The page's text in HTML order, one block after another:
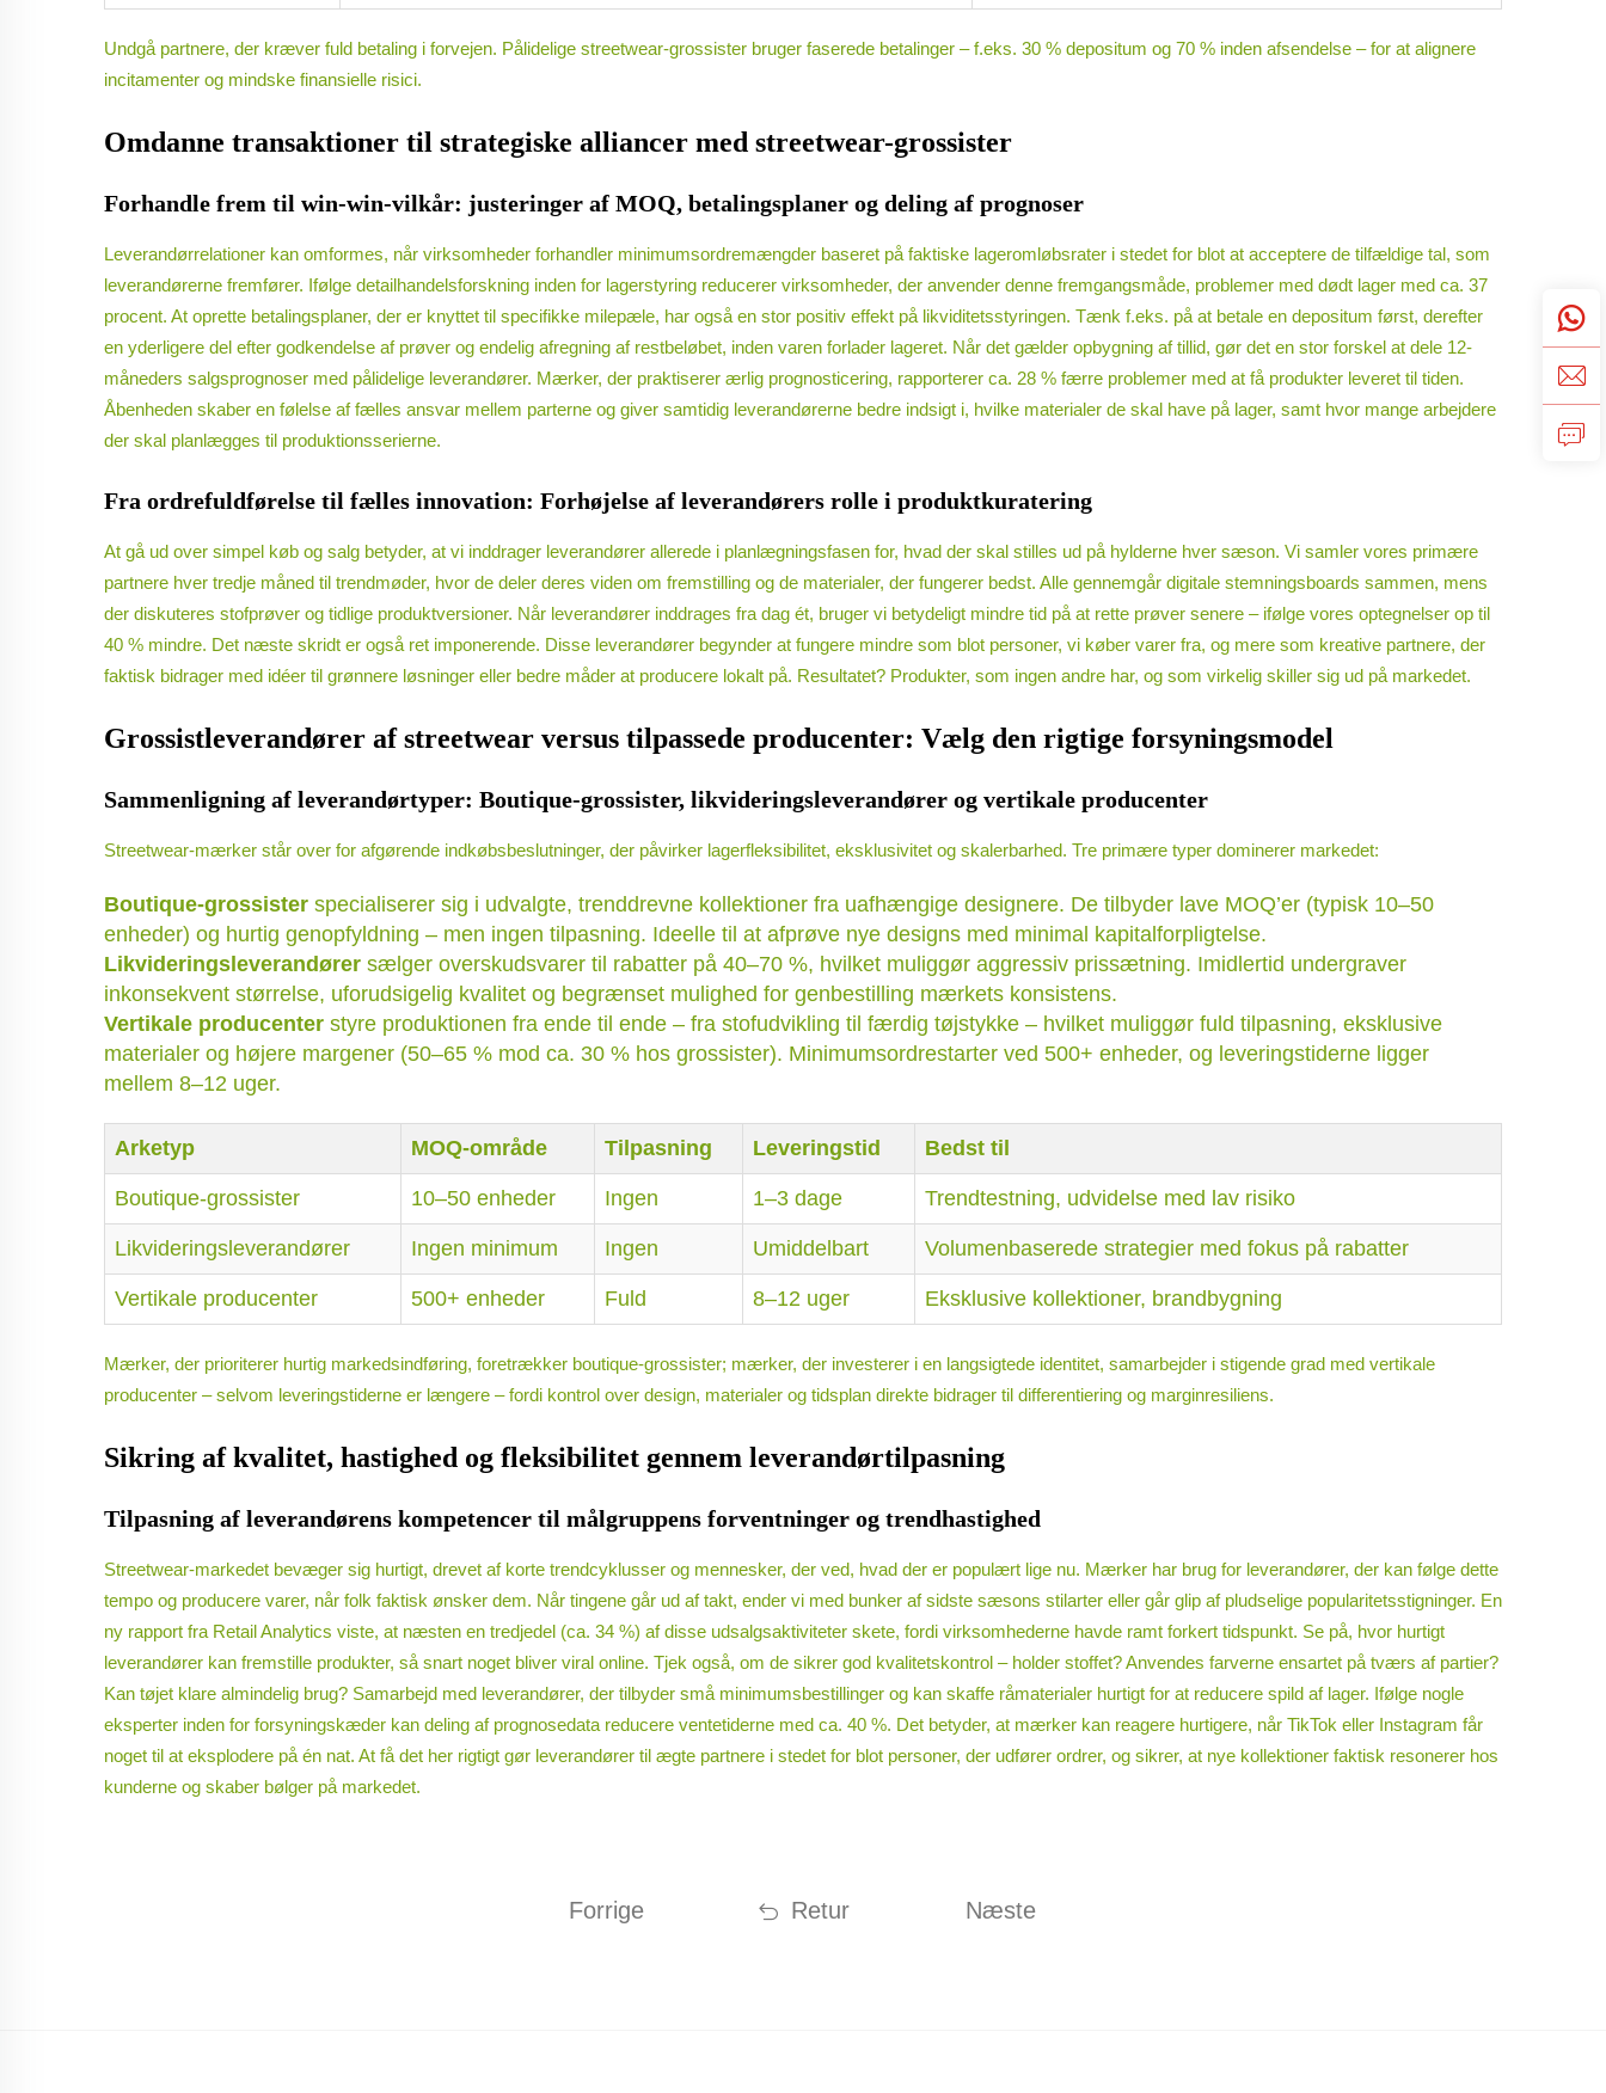
Undgå partnere, der kræver fuld betaling i forvejen. Pålidelige streetwear-grossister bruger faserede betalinger – f.eks. 30 % depositum og 70 % inden afsendelse – for at alignere
incitamenter og mindske finansielle risici.
Omdanne transaktioner til strategiske alliancer med streetwear-grossister
Forhandle frem til win-win-vilkår: justeringer af MOQ, betalingsplaner og deling af prognoser
Leverandørrelationer kan omformes, når virksomheder forhandler minimumsordremængder baseret på faktiske lageromløbsrater i stedet for blot at acceptere de tilfældige tal, som
leverandørerne fremfører. Ifølge detailhandelsforskning inden for lagerstyring reducerer virksomheder, der anvender denne fremgangsmåde, problemer med dødt lager med ca. 37
procent. At oprette betalingsplaner, der er knyttet til specifikke milepæle, har også en stor positiv effekt på likviditetsstyringen. Tænk f.eks. på at betale en depositum først, derefter
en yderligere del efter godkendelse af prøver og endelig afregning af restbeløbet, inden varen forlader lageret. Når det gælder opbygning af tillid, gør det en stor forskel at dele 12-
måneders salgsprognoser med pålidelige leverandører. Mærker, der praktiserer ærlig prognosticering, rapporterer ca. 28 % færre problemer med at få produkter leveret til tiden.
Åbenheden skaber en følelse af fælles ansvar mellem parterne og giver samtidig leverandørerne bedre indsigt i, hvilke materialer de skal have på lager, samt hvor mange arbejdere
der skal planlægges til produktionsserierne.
Fra ordrefuldførelse til fælles innovation: Forhøjelse af leverandørers rolle i produktkuratering
At gå ud over simpel køb og salg betyder, at vi inddrager leverandører allerede i planlægningsfasen for, hvad der skal stilles ud på hylderne hver sæson. Vi samler vores primære
partnere hver tredje måned til trendmøder, hvor de deler deres viden om fremstilling og de materialer, der fungerer bedst. Alle gennemgår digitale stemningsboards sammen, mens
der diskuteres stofprøver og tidlige produktversioner. Når leverandører inddrages fra dag ét, bruger vi betydeligt mindre tid på at rette prøver senere – ifølge vores optegnelser op til
40 % mindre. Det næste skridt er også ret imponerende. Disse leverandører begynder at fungere mindre som blot personer, vi køber varer fra, og mere som kreative partnere, der
faktisk bidrager med idéer til grønnere løsninger eller bedre måder at producere lokalt på. Resultatet? Produkter, som ingen andre har, og som virkelig skiller sig ud på markedet.
Grossistleverandører af streetwear versus tilpassede producenter: Vælg den rigtige forsyningsmodel
Sammenligning af leverandørtyper: Boutique-grossister, likvideringsleverandører og vertikale producenter
Streetwear-mærker står over for afgørende indkøbsbeslutninger, der påvirker lagerfleksibilitet, eksklusivitet og skalerbarhed. Tre primære typer dominerer markedet:
Boutique-grossister specialiserer sig i udvalgte, trenddrevne kollektioner fra uafhængige designere. De tilbyder lave MOQ’er (typisk 10–50
enheder) og hurtig genopfyldning – men ingen tilpasning. Ideelle til at afprøve nye designs med minimal kapitalforpligtelse.
Likvideringsleverandører sælger overskudsvarer til rabatter på 40–70 %, hvilket muliggør aggressiv prissætning. Imidlertid undergraver
inkonsekvent størrelse, uforudsigelig kvalitet og begrænset mulighed for genbestilling mærkets konsistens.
Vertikale producenter styre produktionen fra ende til ende – fra stofudvikling til færdig tøjstykke – hvilket muliggør fuld tilpasning, eksklusive
materialer og højere margener (50–65 % mod ca. 30 % hos grossister). Minimumsordrestarter ved 500+ enheder, og leveringstiderne ligger
mellem 8–12 uger.
Arketyp MOQ-område Tilpasning Leveringstid Bedst til
Boutique-grossister 10–50 enheder Ingen 1–3 dage Trendtestning, udvidelse med lav risiko
Likvideringsleverandører Ingen minimum Ingen Umiddelbart Volumenbaserede strategier med fokus på rabatter
Vertikale producenter 500+ enheder Fuld 8–12 uger Eksklusive kollektioner, brandbygning
Mærker, der prioriterer hurtig markedsindføring, foretrækker boutique-grossister; mærker, der investerer i en langsigtede identitet, samarbejder i stigende grad med vertikale
producenter – selvom leveringstiderne er længere – fordi kontrol over design, materialer og tidsplan direkte bidrager til differentiering og marginresiliens.
Sikring af kvalitet, hastighed og fleksibilitet gennem leverandørtilpasning
Tilpasning af leverandørens kompetencer til målgruppens forventninger og trendhastighed
Streetwear-markedet bevæger sig hurtigt, drevet af korte trendcyklusser og mennesker, der ved, hvad der er populært lige nu. Mærker har brug for leverandører, der kan følge dette
tempo og producere varer, når folk faktisk ønsker dem. Når tingene går ud af takt, ender vi med bunker af sidste sæsons stilarter eller går glip af pludselige popularitetsstigninger. En
ny rapport fra Retail Analytics viste, at næsten en tredjedel (ca. 34 %) af disse udsalgsaktiviteter skete, fordi virksomhederne havde ramt forkert tidspunkt. Se på, hvor hurtigt
leverandører kan fremstille produkter, så snart noget bliver viral online. Tjek også, om de sikrer god kvalitetskontrol – holder stoffet? Anvendes farverne ensartet på tværs af partier?
Kan tøjet klare almindelig brug? Samarbejd med leverandører, der tilbyder små minimumsbestillinger og kan skaffe råmaterialer hurtigt for at reducere spild af lager. Ifølge nogle
eksperter inden for forsyningskæder kan deling af prognosedata reducere ventetiderne med ca. 40 %. Det betyder, at mærker kan reagere hurtigere, når TikTok eller Instagram får
noget til at eksplodere på én nat. At få det her rigtigt gør leverandører til ægte partnere i stedet for blot personer, der udfører ordrer, og sikrer, at nye kollektioner faktisk resonerer hos
kunderne og skaber bølger på markedet.
Forrige Retur Næste